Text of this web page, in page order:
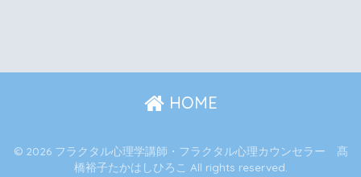
HOME
© 2026 フラクタル心理学講師・フラクタル心理カウンセラー 髙
橋裕子たかはしひろこ All rights reserved.